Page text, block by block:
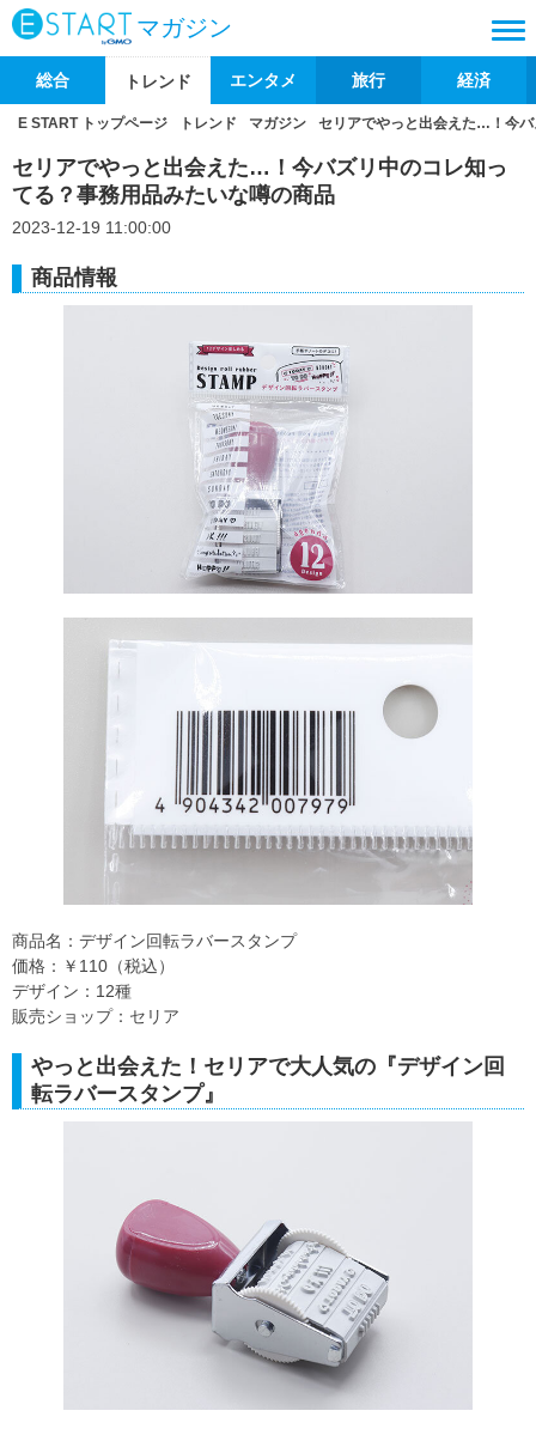
マガジン
総合 トレンド エンタメ 旅行 経済
E START トップページ トレンド マガジン セリアでやっと出会えた…！今
セリアでやっと出会えた…！今バズリ中のコレ知っ
てる？事務用品みたいな噂の商品
2023-12-19 11:00:00
商品情報
商品名：デザイン回転ラバースタンプ
価格：￥110（税込）
デザイン：12種
販売ショップ：セリア
やっと出会えた！セリアで大人気の『デザイン回
転ラバースタンプ』